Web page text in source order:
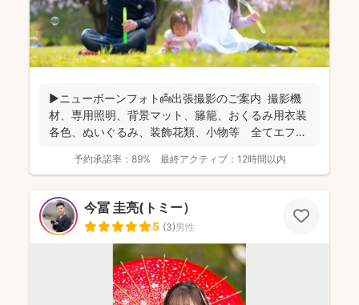
▶︎ニューボーンフォト👼出張撮影のご案内 撮影機
材、専用照明、背景マット、籐籠、おくるみ用衣装
各色、ぬいぐるみ、装飾花類、小物等 全てエフ・
予約承諾率： 89% 最終アクティブ： 12時間以内
今冨 圭亮(トミー）
5 (3)男性